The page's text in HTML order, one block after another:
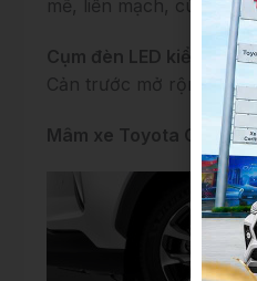
mẽ, liền mạch, cùng
Cụm đèn LED kiểu mới
Cản trước mở rộng
Mâm xe Toyota Cross